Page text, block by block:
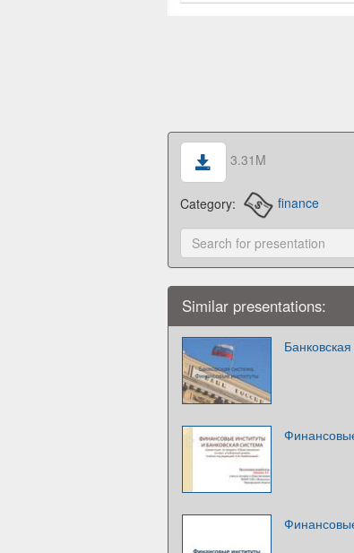
3.31M
Category: finance
Similar presentations: